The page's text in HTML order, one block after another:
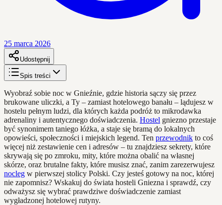
25 marca 2026
Udostępnij
Spis treści
Wyobraź sobie noc w Gnieźnie, gdzie historia sączy się przez
brukowane uliczki, a Ty – zamiast hotelowego banału – lądujesz w
hostelu pełnym ludzi, dla których każda podróż to mikrodawka
adrenaliny i autentycznego doświadczenia. Hostel gniezno przestaje
być synonimem taniego łóżka, a staje się bramą do lokalnych
opowieści, społeczności i miejskich legend. Ten przewodnik to coś
więcej niż zestawienie cen i adresów – tu znajdziesz sekrety, które
skrywają się po zmroku, mity, które można obalić na własnej
skórze, oraz brutalne fakty, które musisz znać, zanim zarezerwujesz
nocleg w pierwszej stolicy Polski. Czy jesteś gotowy na noc, której
nie zapomnisz? Wskakuj do świata hosteli Gniezna i sprawdź, czy
odważysz się wybrać prawdziwe doświadczenie zamiast
wygładzonej hotelowej rutyny.